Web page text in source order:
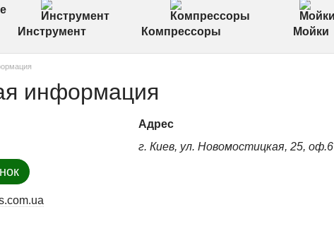
Инструмент Компрессоры Мойки
информация
Адрес
г. Киев, ул. Новомостицкая, 25, оф.6